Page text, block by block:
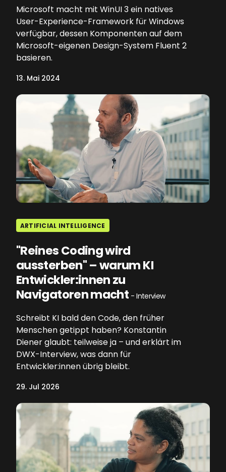
Microsoft macht mit WinUI 3 ein natives
User-Experience-Framework für Windows
verfügbar, dessen Komponenten auf dem
Microsoft-eigenen Design-System Fluent 2
basieren.
13. Mai 2024
ARTIFICIAL INTELLIGENCE
"Reines Coding wird
aussterben" – warum KI
Entwickler:innen zu
Navigatoren macht - Interview
Schreibt KI bald den Code, den früher
Menschen getippt haben? Konstantin
Diener glaubt: teilweise ja – und erklärt im
DWX-Interview, was dann für
Entwickler:innen übrig bleibt.
29. Jul 2026